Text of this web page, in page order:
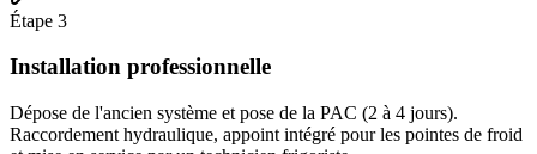
Étape 3
Installation professionnelle
Dépose de l'ancien système et pose de la PAC (2 à 4 jours).
Raccordement hydraulique, appoint intégré pour les pointes de froid